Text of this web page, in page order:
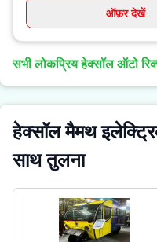
ऑफ़र देखें
सभी लोकप्रिय हेक्सॉल ऑटो
हेक्सॉल मैमथ
साथ तुलना